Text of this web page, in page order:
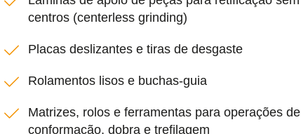
centros (centerless grinding)
Placas deslizantes e tiras de desgaste
Rolamentos lisos e buchas-guia
Matrizes, rolos e ferramentas para operações de
conformação, dobra e trefilagem